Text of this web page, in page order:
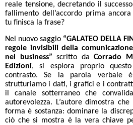
reale tensione, decretando il
fallimento dell’accordo prima ancora
tu finisca la frase?
Nel nuovo saggio “GALATEO DELLA
regole invisibili della
nel business” scritto da Corrado
Edizioni, si esplora proprio
contrasto. Se la parola verbale
strutturiamo i dati, i grafici e i
il canale sotterraneo che
autorevolezza. L’autore dimostra
forma è sostanza: dominare la
ciò che si mostra è la vera chiave